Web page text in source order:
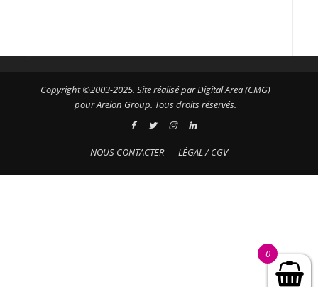
Copyright ©2003-2025. Site réalisé par Digital Area (CMG)
pour Areion Group. Tous droits réservés.
NOUS CONTACTER LÉGAL / CGV
0